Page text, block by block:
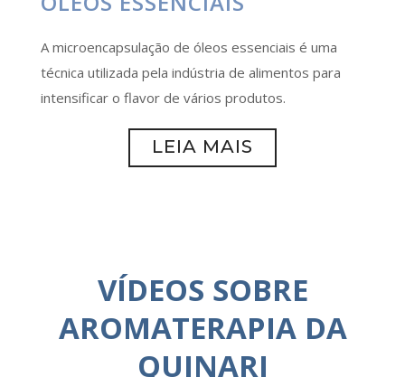
A microencapsulação de óleos essenciais é uma
técnica utilizada pela indústria de alimentos para
intensificar o flavor de vários produtos.
LEIA MAIS
VÍDEOS SOBRE
AROMATERAPIA DA
QUINARI